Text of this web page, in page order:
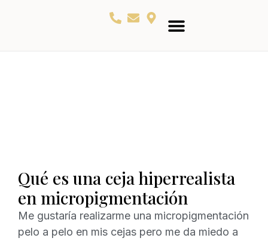
Qué es una ceja hiperrealista
en micropigmentación
Me gustaría realizarme una micropigmentación
pelo a pelo en mis cejas pero me da miedo a